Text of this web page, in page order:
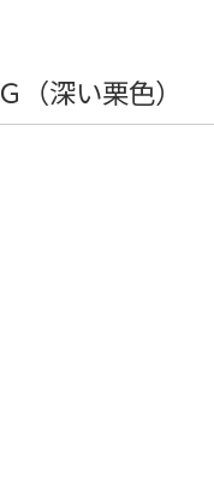
深い栗色）